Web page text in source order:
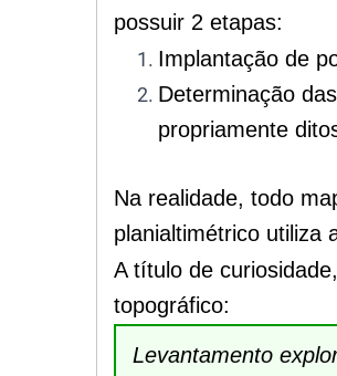
possuir 2 etapas:
Implantação de
Determinação das
propriamente
Na realidade, todo
planialtimétrico utiliza
A título de
topográfico:
Levantamento